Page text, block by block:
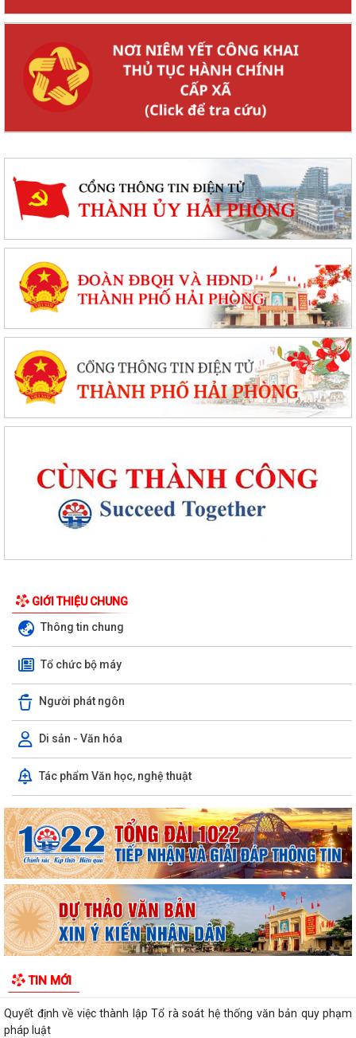
GIỚI THIỆU CHUNG
Thông tin chung
Tổ chức bộ máy
Người phát ngôn
Di sản - Văn hóa
Tác phẩm Văn học, nghệ thuật
TIN MỚI
Quyết định số 1573/QĐ-UBND Về việc cho Tổng Công ty phát triển đô
thị Kinh Bắc - CTCP thuê đất để...
Chương trình công tác tháng 7 năm 2026 của UBND xã Thượng Hồng
Thông báo về số lượng, tên gọi các thôn sau sắp xếp, tổ chức lại các
thôn trên địa bàn xã Thượng...
UBND xã Thượng Hồng ban hành quyết định về nội quy tiếp công dân
tại Trụ sở UBND xã
hộ kinh doanh tiêu biểu trên...
Quyết định về việc thành lập Tổ rà soát hệ thống văn bản quy phạm
pháp luật